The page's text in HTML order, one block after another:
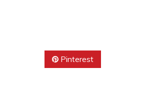
Pinterest